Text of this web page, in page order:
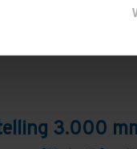
3.000